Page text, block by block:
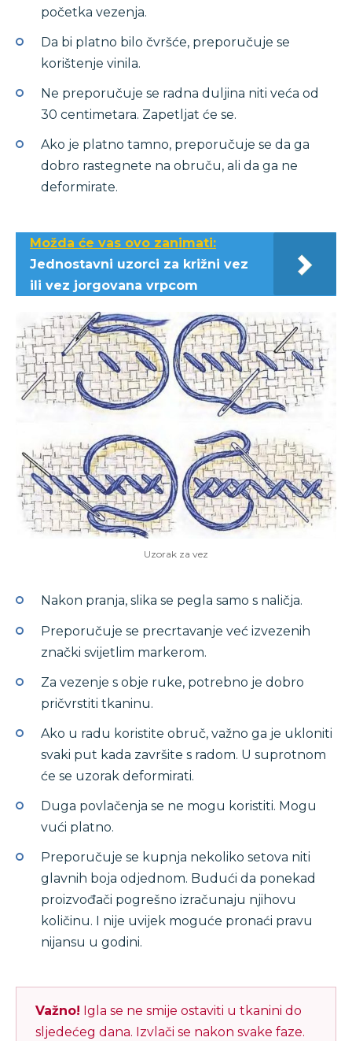
početka vezenja.
Da bi platno bilo čvršće, preporučuje se
korištenje vinila.
Ne preporučuje se radna duljina niti veća od
30 centimetara. Zapetljat će se.
Ako je platno tamno, preporučuje se da ga
dobro rastegnete na obruču, ali da ga ne
deformirate.
Možda će vas ovo zanimati:
Jednostavni uzorci za križni vez
ili vez jorgovana vrpcom
Uzorak za vez
Nakon pranja, slika se pegla samo s naličja.
Preporučuje se precrtavanje već izvezenih
znački svijetlim markerom.
Za vezenje s obje ruke, potrebno je dobro
pričvrstiti tkaninu.
Ako u radu koristite obruč, važno ga je ukloniti
svaki put kada završite s radom. U suprotnom
će se uzorak deformirati.
Duga povlačenja se ne mogu koristiti. Mogu
vući platno.
Preporučuje se kupnja nekoliko setova niti
glavnih boja odjednom. Budući da ponekad
proizvođači pogrešno izračunaju njihovu
količinu. I nije uvijek moguće pronaći pravu
nijansu u godini.
Važno! Igla se ne smije ostaviti u tkanini do
sljedećeg dana. Izvlači se nakon svake faze.